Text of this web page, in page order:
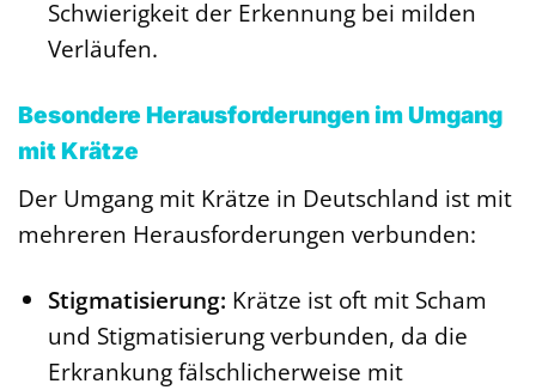
Schwierigkeit der Erkennung bei milden
Verläufen.
Besondere Herausforderungen im Umgang
mit Krätze
Der Umgang mit Krätze in Deutschland ist mit
mehreren Herausforderungen verbunden:
Stigmatisierung: Krätze ist oft mit Scham
und Stigmatisierung verbunden, da die
Erkrankung fälschlicherweise mit